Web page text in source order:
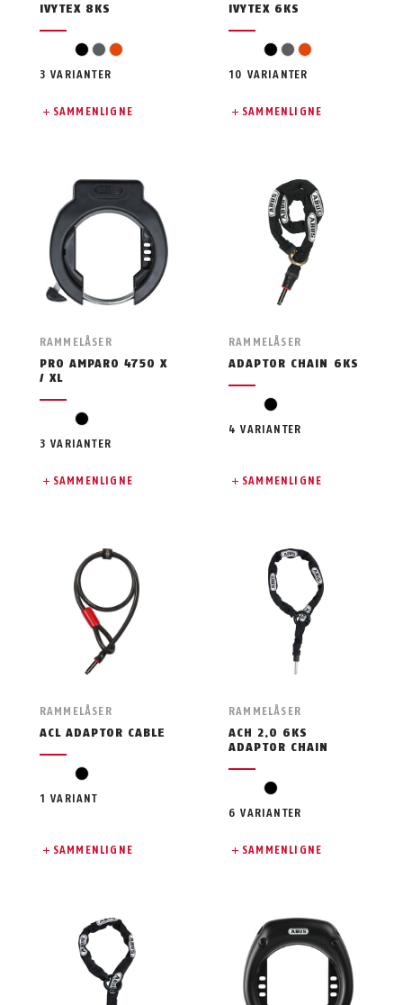
IVYTEX 8KS
svart
gråoransje
3 VARIANTER
SAMMENLIGNE
IVYTEX 6KS
svart
gråoransje
10 VARIANTER
SAMMENLIGNE
RAMMELÅSER
PRO AMPARO 4750 X
/ XL
svart
3 VARIANTER
SAMMENLIGNE
RAMMELÅSER
ADAPTOR CHAIN 6KS
svart
4 VARIANTER
SAMMENLIGNE
RAMMELÅSER
ACL ADAPTOR CABLE
svart
1 VARIANT
SAMMENLIGNE
RAMMELÅSER
ACH 2.0 6KS
ADAPTOR CHAIN
svart
6 VARIANTER
SAMMENLIGNE